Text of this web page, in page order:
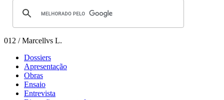
012 / Marcellvs L.
Dossiers
Apresentação
Obras
Ensaio
Entrevista